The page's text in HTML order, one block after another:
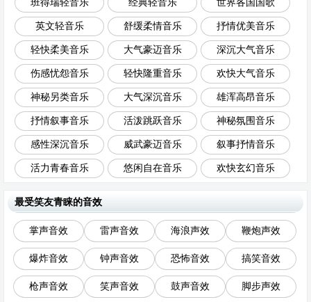
班得瑞轻音乐 经典轻音乐 世界各国国歌
英文轻音乐 舒缓柔情音乐 抒情优美音乐
轻快柔美音乐 大气豪迈音乐 深沉大气音乐
伤感忧怨音乐 轻快隆重音乐 欢快大气音乐
神秘另类音乐 大气深沉音乐 雄浑高昂音乐
抒情叙事音乐 活泼跳跃音乐 神秘氛围音乐
感性深沉音乐 威武豪迈音乐 叙事抒情音乐
活力青春音乐 悠闲自在音乐 欢快玄幻音乐
最受笑友青睐的音效
掌声音效 雷声音效 海浪声效 鞭炮声效
爆炸音效 钟声音效 恐怖音效 搞笑音效
枪声音效 笑声音效 鼓声音效 脚步声效